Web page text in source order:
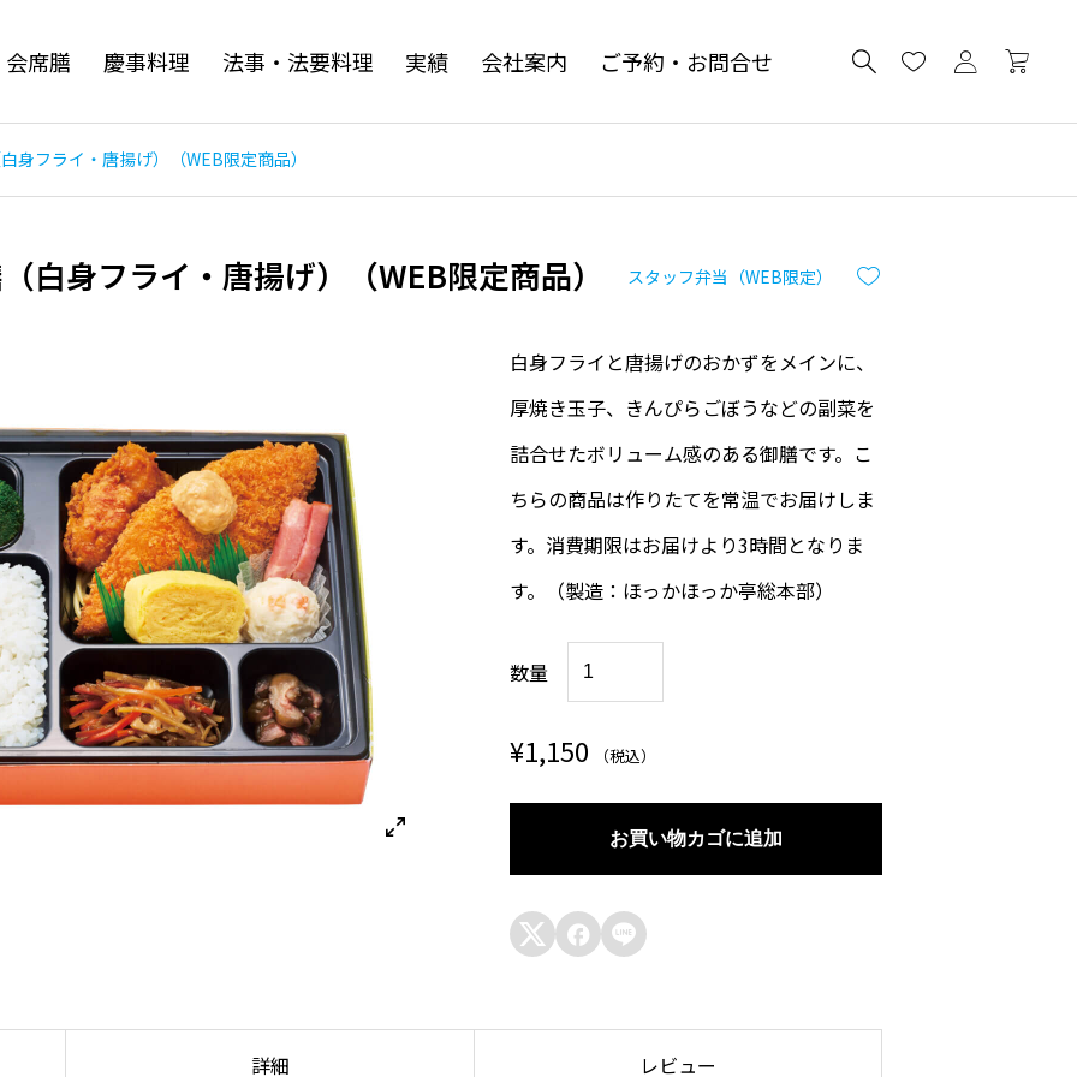
席膳 慶事料理 法事・法要料理 実績 会社案内 ご予約・お問合せ
身フライ・唐揚げ）（WEB限定商品）
白身フライ・唐揚げ）（WEB限定商品） スタッフ弁当（WEB限定）

白身フライと唐揚げのおかずをメインに、
厚焼き玉子、きんぴらごぼうなどの副菜を
詰合せたボリューム感のある御膳です。こ
ちらの商品は作りたてを常温でお届けしま
す。消費期限はお届けより3時間となりま
す。（製造：ほっかほっか亭総本部）
数量
【
H
H
4
¥1,150 （税込）
お買い物カゴに追加
  
詳細 レビュー